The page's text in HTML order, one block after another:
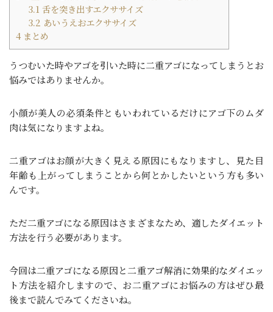
3.1 舌を突き出すエクササイズ
3.2 あいうえおエクササイズ
4 まとめ
うつむいた時やアゴを引いた時に二重アゴになってしまうとお
悩みではありませんか。
小顔が美人の必須条件ともいわれているだけにアゴ下のムダ
肉は気になりますよね。
二重アゴはお顔が大きく見える原因にもなりますし、見た目
年齢も上がってしまうことから何とかしたいという方も多い
んです。
ただ二重アゴになる原因はさまざまなため、適したダイエット
方法を行う必要があります。
今回は二重アゴになる原因と二重アゴ解消に効果的なダイエッ
ト方法を紹介しますので、お二重アゴにお悩みの方はぜひ最
後まで読んでみてくださいね。